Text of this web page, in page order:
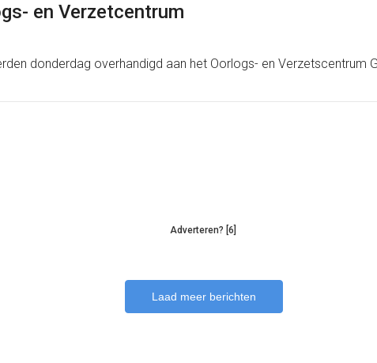
en Verzetcentrum
donderdag overhandigd aan het Oorlogs- en Verzetscentrum
Adverteren? [6]
Laad meer berichten